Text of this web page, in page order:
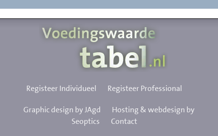
Registeer Individueel Registeer Professional
Graphic design by JAgd
Hosting & webdesign by
Seoptics
Contact